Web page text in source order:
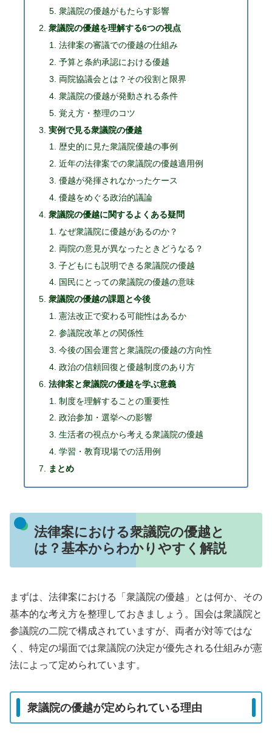
衆議院の優越がもたらす影響
衆議院の優越を理解する6つの視点
法律案の審議での優越の仕組み
予算と条約承認における優越
両院協議会とは？その役割と限界
衆議院の優越が発動される条件
覚え方・整理のコツ
実例で見る衆議院の優越
歴史的に見た衆議院優越の事例
近年の法律案での衆議院の優越適用例
優越が発揮されなかったケース
優越をめぐる政治的議論
衆議院の優越に関するよくある疑問
なぜ衆議院に優越があるのか？
両院の意見が異なったときどうなる？
子どもにも説明できる衆議院の優越
国民にとっての衆議院の優越の意味
衆議院の優越の課題と今後
憲法改正で変わる可能性はあるか
参議院改革との関係性
今後の国会運営と衆議院の優越の方向性
政治の信頼回復と優越制度のあり方
法律案と衆議院の優越を学ぶ意義
制度を理解することの重要性
政治参加・選挙への影響
生活者の視点から考える衆議院の優越
学習・教育現場での活用例
まとめ
法律案における衆議院の優越と
は？基本からわかりやすく解説
まずは、法律案における「衆議院の優越」とは何か、その
基本的な考え方を整理しておきましょう。国会は衆議院と
参議院の二院で構成されていますが、両者が対等ではな
く、特定の場面では衆議院の決定が優先される仕組みが憲
法によって定められています。
衆議院の優越が定められている理由